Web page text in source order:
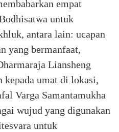
empat
untuk
antara lain: ucapan
yang bermanfaat,
Liansheng
kepada umat di lokasi,
Varga Samantamukha
wujud yang digunakan
untuk